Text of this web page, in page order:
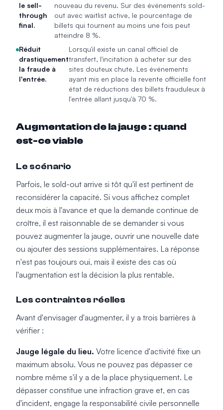
le sell-
through
final.
nouveau du revenu. Sur des événements sold-
out avec waitlist active, le pourcentage de
billets qui tournent au moins une fois peut
atteindre 8 %.
Réduit
drastiquement
la fraude à
l'entrée.
Lorsqu'il existe un canal officiel de
transfert, l'incitation à acheter sur des
sites douteux chute. Les événements
ayant mis en place la revente officielle font
état de réductions des billets frauduleux à
l'entrée allant jusqu'à 70 %.
Augmentation de la jauge : quand
est-ce viable
Le scénario
Parfois, le sold-out arrive si tôt qu'il est pertinent de
reconsidérer la capacité. Si vous affichez complet
deux mois à l'avance et que la demande continue de
croître, il est raisonnable de se demander si vous
pouvez augmenter la jauge, ouvrir une nouvelle date
ou ajouter des sessions supplémentaires. La réponse
n'est pas toujours oui, mais il existe des cas où
l'augmentation est la décision la plus rentable.
Les contraintes réelles
Avant d'envisager d'augmenter, il y a trois barrières à
vérifier :
Jauge légale du lieu. Votre licence d'activité fixe un
maximum absolu. Vous ne pouvez pas dépasser ce
nombre même s'il y a de la place physiquement. Le
dépasser constitue une infraction grave et, en cas
d'incident, engage la responsabilité civile personnelle